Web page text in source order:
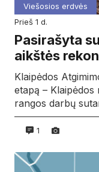
Viešosios erdvės
prieš 1 d.
Pasirašyta
aikštės
Klaipėdos
etapą – Klaipėdos
rangos darbų
1